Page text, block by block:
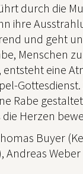
durch die
ihre
und geht
Menschen
entsteht eine
Rabe
Herzen
Buyer
Andreas